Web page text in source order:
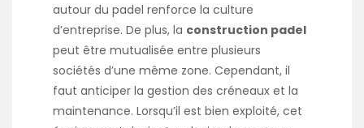
autour du padel renforce la culture
d’entreprise. De plus, la construction padel
peut être mutualisée entre plusieurs
sociétés d’une même zone. Cependant, il
faut anticiper la gestion des créneaux et la
maintenance. Lorsqu’il est bien exploité, cet